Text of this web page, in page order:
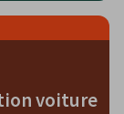
voiture